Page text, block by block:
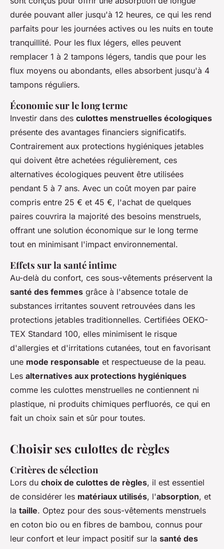
durée pouvant aller jusqu'à 12 heures, ce qui les rend
parfaits pour les journées actives ou les nuits en toute
tranquillité. Pour les flux légers, elles peuvent
remplacer 1 à 2 tampons légers, tandis que pour les
flux moyens ou abondants, elles absorbent jusqu'à 4
tampons réguliers.
Économie sur le long terme
Investir dans des culottes menstruelles écologiques
présente des avantages financiers significatifs.
Contrairement aux protections hygiéniques jetables
qui doivent être achetées régulièrement, ces
alternatives écologiques peuvent être utilisées
pendant 5 à 7 ans. Avec un coût moyen par paire
compris entre 25 € et 45 €, l'achat de quelques
paires couvrira la majorité des besoins menstruels,
offrant une solution économique sur le long terme
tout en minimisant l'impact environnemental.
Effets sur la santé intime
Au-delà du confort, ces sous-vêtements préservent la
santé des femmes grâce à l'absence totale de
substances irritantes souvent retrouvées dans les
protections jetables traditionnelles. Certifiées OEKO-
TEX Standard 100, elles minimisent le risque
d'allergies et d'irritations cutanées, tout en favorisant
une mode responsable et respectueuse de la peau.
Les alternatives aux protections hygiéniques
comme les culottes menstruelles ne contiennent ni
plastique, ni produits chimiques perfluorés, ce qui en
fait un choix sain et sûr pour toutes.
Choisir ses culottes de règles
Critères de sélection
Lors du choix de culottes de règles, il est essentiel
de considérer les matériaux utilisés, l'absorption, et
la taille. Optez pour des sous-vêtements menstruels
en coton bio ou en fibres de bambou, connus pour
leur confort et leur impact positif sur la santé des